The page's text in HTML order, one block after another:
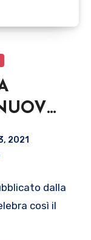
UNA
IL
2021
dalla
così il